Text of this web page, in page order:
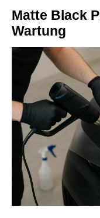
Matte Black
Wartung